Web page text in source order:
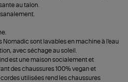
au talon.
Nomadic sont lavables en machine à l'eau
avec séchage au soleil.
est une maison socialement et
des chaussures 100% vegan et
utilisées rend les chaussures